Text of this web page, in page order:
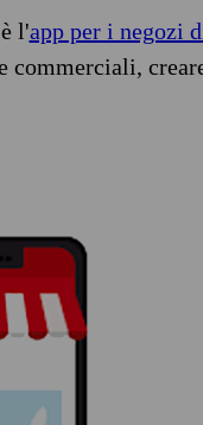
l'app per i negozi
commerciali,